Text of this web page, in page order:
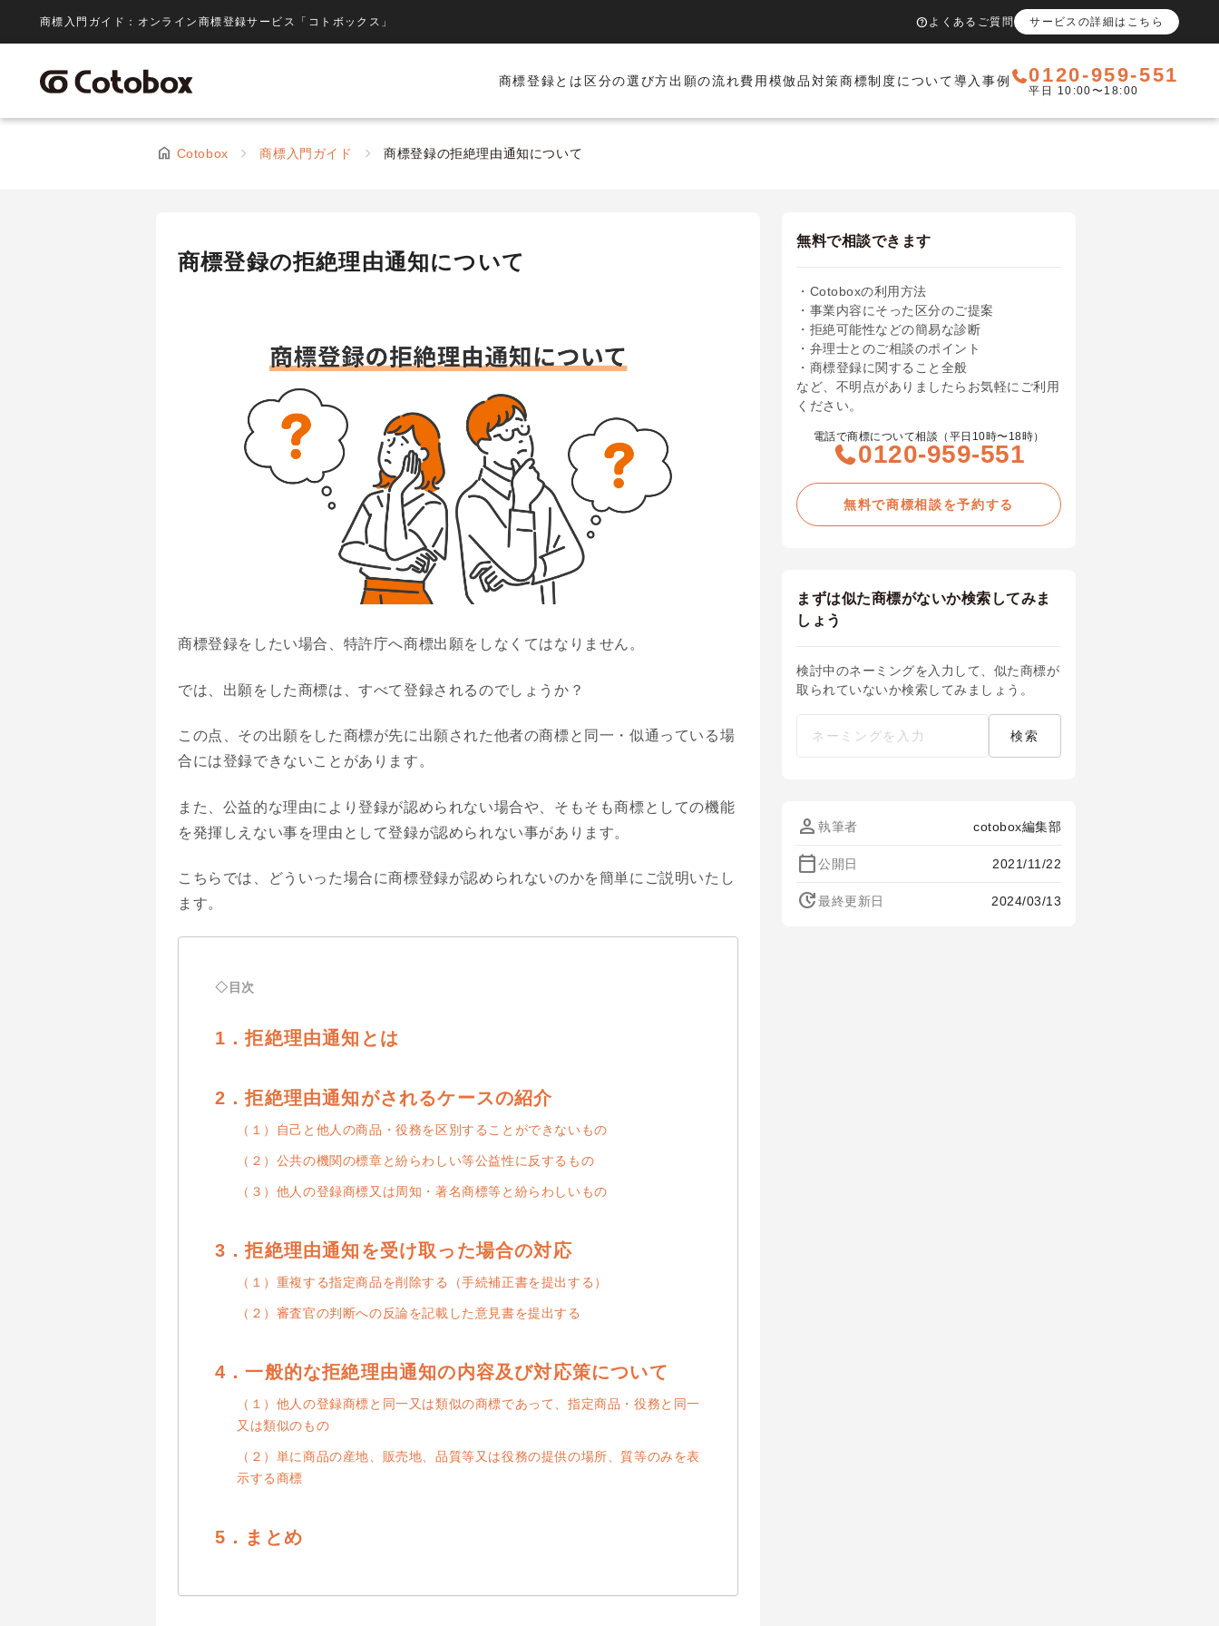
商標入門ガイド：オンライン商標登録サービス「コトボックス」 help よくあるご質問 サービスの詳細はこちら
商標登録とは 区分の選び方出願の流れ費用 模倣品対策商標制度について導入事例 0120-959-551
平日 10:00〜18:00
Cotobox 商標入門ガイド 商標登録の拒絶理由通知について
商標登録の拒絶理由通知について
商標登録をしたい場合、特許庁へ商標出願をしなくてはなりません。
では、出願をした商標は、すべて登録されるのでしょうか？
この点、その出願をした商標が先に出願された他者の商標と同一・似通っている場
合には登録できないことがあります。
また、公益的な理由により登録が認められない場合や、そもそも商標としての機能
を発揮しえない事を理由として登録が認められない事があります。
こちらでは、どういった場合に商標登録が認められないのかを簡単にご説明いたし
ます。
◇目次
1．拒絶理由通知とは
2．拒絶理由通知がされるケースの紹介
（１）自己と他人の商品・役務を区別することができないもの
（２）公共の機関の標章と紛らわしい等公益性に反するもの
（３）他人の登録商標又は周知・著名商標等と紛らわしいもの
3．拒絶理由通知を受け取った場合の対応
（１）重複する指定商品を削除する（手続補正書を提出する）
（２）審査官の判断への反論を記載した意見書を提出する
4．一般的な拒絶理由通知の内容及び対応策について
（１）他人の登録商標と同一又は類似の商標であって、指定商品・役務と同一
又は類似のもの
（２）単に商品の産地、販売地、品質等又は役務の提供の場所、質等のみを表
示する商標
5．まとめ
無料で相談できます
・Cotoboxの利用方法
・事業内容にそった区分のご提案
・拒絶可能性などの簡易な診断
・弁理士とのご相談のポイント
・商標登録に関すること全般
など、不明点がありましたらお気軽にご利用
ください。
電話で商標について相談（平日10時〜18時）
0120-959-551
無料で商標相談を予約する
まずは似た商標がないか検索してみま
しょう
検討中のネーミングを入力して、似た商標が
取られていないか検索してみましょう。
person 執筆者 cotobox編集部
calendar_today公開日 2021/11/22
update最終更新日 2024/03/13